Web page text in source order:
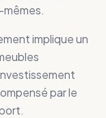
implique un
par le